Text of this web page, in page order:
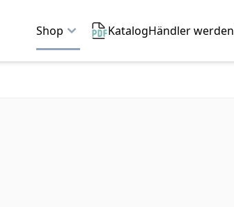
Shop
KatalogHändler werden